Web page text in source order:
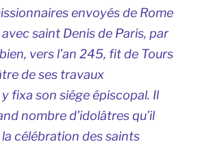
envoyés de Rome
saint Denis de Paris, par
vers l’an 245, fit de Tours
de ses travaux
fixa son siége épiscopal. Il
nombre d’idolâtres qu’il
célébration des saints